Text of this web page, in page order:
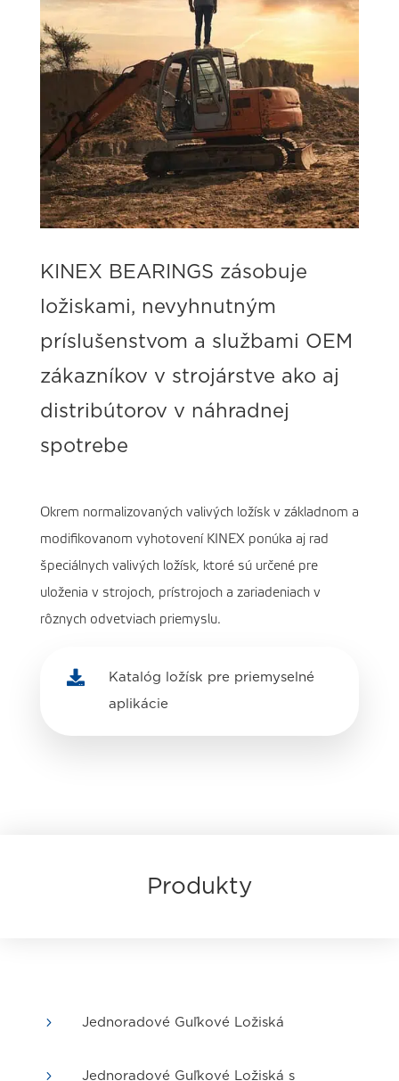
KINEX BEARINGS zásobuje
ložiskami, nevyhnutným
príslušenstvom a službami OEM
zákazníkov v strojárstve ako aj
distribútorov v náhradnej
spotrebe
Okrem normalizovaných valivých ložísk v základnom a
modifikovanom vyhotovení KINEX ponúka aj rad
špeciálnych valivých ložísk, ktoré sú určené pre
uloženia v strojoch, prístrojoch a zariadeniach v
rôznych odvetviach priemyslu.

Katalóg ložísk pre priemyselné
aplikácie
Produkty
5 Jednoradové Guľkové Ložiská
5
Jednoradové Guľkové Ložiská s